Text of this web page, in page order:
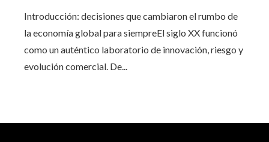
Introducción: decisiones que cambiaron el rumbo de
la economía global para siempreEl siglo XX funcionó
como un auténtico laboratorio de innovación, riesgo y
evolución comercial. De...